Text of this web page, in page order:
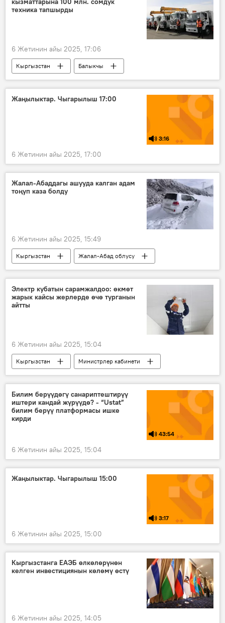
техника тапшырды
6 Жетинин айы 2025, 17:06
Кыргызстан
Балыкчы
Камчыбек Ташиев
коммуналдык кызмат
техника
Сүрөт
Жаңылыктар. Чыгарылыш 17:00
3:16
6 Жетинин айы 2025, 17:00
Жалал-Абаддагы ашууда калган адам
тоңуп каза болду
6 Жетинин айы 2025, 15:49
Кыргызстан
Жалал-Абад облусу
Сары-Кыр ашуусу
өлүм
тик учак
Манас шаары
Электр кубатын сарамжалдоо: өкмөт
жарык кайсы жерлерде өчө турганын
айтты
6 Жетинин айы 2025, 15:04
Кыргызстан
Министрлер кабинети
электр кубаты
чектөө
жөнгө салуу
Билим берүүдөгү санариптештирүү
иштери кандай жүрүүдө? - “Ustat”
билим берүү платформасы ишке
кирди
43:54
6 Жетинин айы 2025, 15:04
Жаңылыктар. Чыгарылыш 15:00
3:17
6 Жетинин айы 2025, 15:00
Кыргызстанга ЕАЭБ өлкөлөрүнөн
келген инвестициянын көлөмү өстү
6 Жетинин айы 2025, 14:05